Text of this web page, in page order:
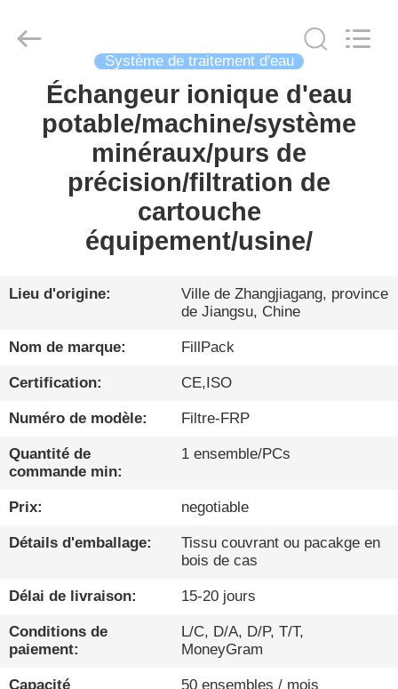
MAISON
PRODUITS
NOUS
VISITE
D'USINE
DE
CONTACTEZ-
NOUVELLES
PACK
Machinery
Système de traitement d'eau
Échangeur ionique d'eau
potable/machine/système
minéraux/purs de
précision/filtration de
cartouche
équipement/usine/
Lieu d'origine:
Ville de Zhangjiagang, province
de Jiangsu, Chine
Nom de marque: FillPack
Certification: CE,ISO
Numéro de modèle: Filtre-FRP
Quantité de
commande min:
1 ensemble/PCs
Prix: negotiable
Détails d'emballage:
Tissu couvrant ou pacakge en
bois de cas
Délai de livraison: 15-20 jours
Conditions de
paiement:
L/C, D/A, D/P, T/T,
MoneyGram
Capacité
50 ensembles / mois